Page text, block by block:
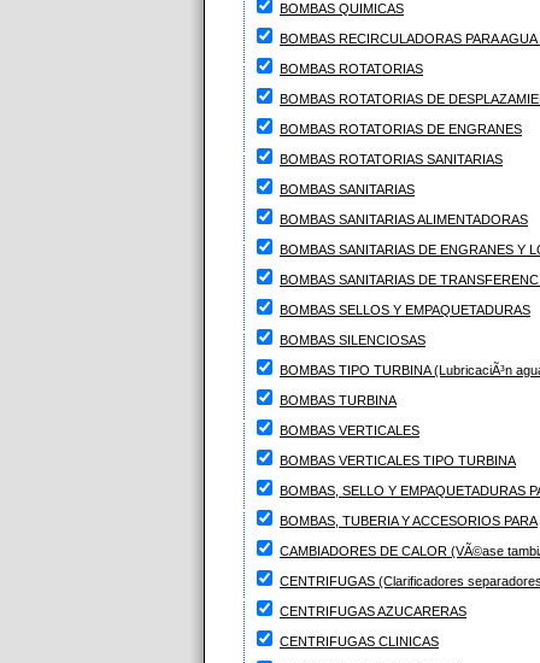
BOMBAS QUIMICAS
BOMBAS RECIRCULADORAS PARA
BOMBAS ROTATORIAS
BOMBAS ROTATORIAS DE
BOMBAS ROTATORIAS DE ENGRANES
BOMBAS ROTATORIAS SANITARIAS
BOMBAS SANITARIAS
BOMBAS SANITARIAS ALIMENTADORAS
BOMBAS SANITARIAS DE ENGRANES Y
BOMBAS SANITARIAS DE
BOMBAS SELLOS Y EMPAQUETADURAS
BOMBAS SILENCIOSAS
BOMBAS TIPO TURBINA (LubricaciÃ³n
BOMBAS TURBINA
BOMBAS VERTICALES
BOMBAS VERTICALES TIPO TURBINA
BOMBAS, SELLO Y EMPAQUETADURAS
BOMBAS, TUBERIA Y ACCESORIOS PARA
CAMBIADORES DE CALOR (VÃ©ase
CENTRIFUGAS (Clarificadores
CENTRIFUGAS AZUCARERAS
CENTRIFUGAS CLINICAS